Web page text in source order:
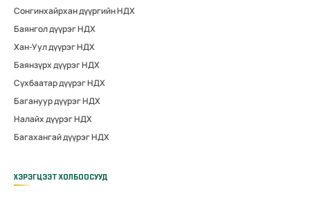
Сонгинхайрхан дүүргийн НДХ
Баянгол дүүрэг НДХ
Хан-Уул дүүрэг НДХ
Баянзүрх дүүрэг НДХ
Сүхбаатар дүүрэг НДХ
Багануур дүүрэг НДХ
Налайх дүүрэг НДХ
Багахангай дүүрэг НДХ
ХЭРЭГЦЭЭТ ХОЛБООСУУД